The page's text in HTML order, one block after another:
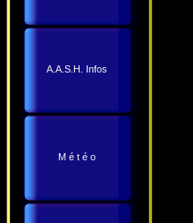
A.A.S.H. Infos
M é t é o